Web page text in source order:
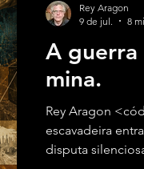
A guerra
mina.
Rey Aragon
escavadeira
disputa
Rey Aragon
9 de jul.
8